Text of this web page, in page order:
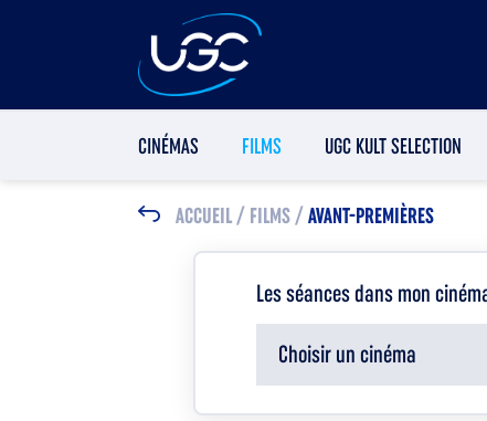
CINÉMAS FILMS UGC KULT SELECTION
ACCUEIL/ FILMS/ AVANT-PREMIÈRES
Les séances dans mon
Choisir un cinéma